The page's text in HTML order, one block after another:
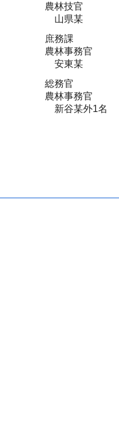
農林技官
山県某
庶務課
農林事務官
安東某
総務官
農林事務官
新谷某外1名